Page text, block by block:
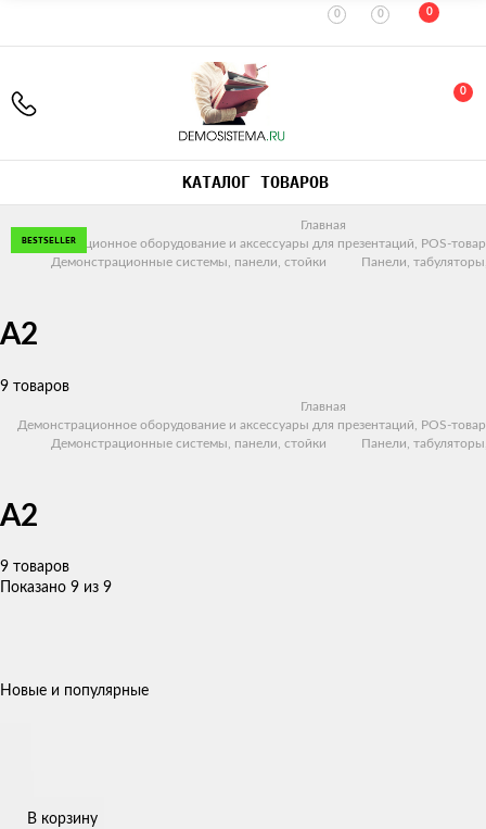
0 0 0
0
КАТАЛОГ ТОВАРОВ
Главная
Демонстрационное оборудование и аксессуары для презентаций, POS-
Демонстрационные системы, панели, стойки
Панели,
А2
9 товаров
Главная
Демонстрационное оборудование и аксессуары для презентаций, POS-
Демонстрационные системы, панели, стойки
Панели,
А2
9 товаров
Показано 9 из 9
Новые и популярные
BESTSELLER
В корзину
BESTSELLER
BESTSELLER
BESTSELLER
BESTSELLER